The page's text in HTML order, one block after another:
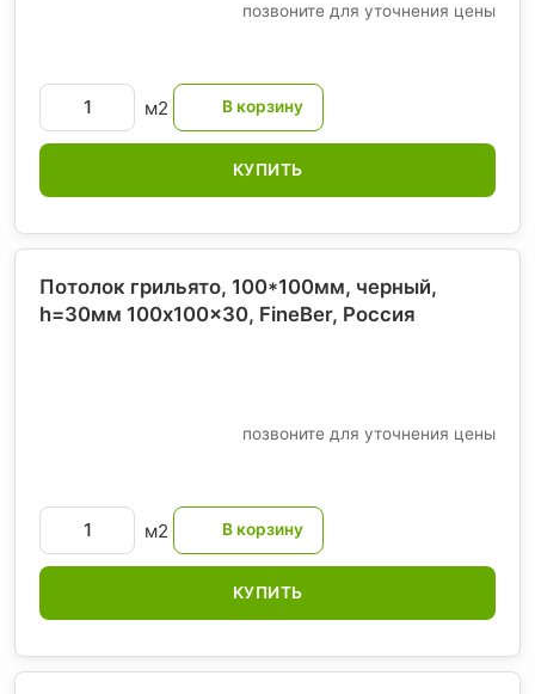
позвоните для уточнения цены
м2
КУПИТЬ
Потолок грильято, 100*100мм, черный,
h=30мм 100x100x30, FineBer, Россия
позвоните для уточнения цены
м2
КУПИТЬ